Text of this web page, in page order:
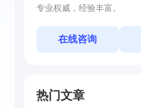
专业权威，经验丰富。
在线咨询
热门文章